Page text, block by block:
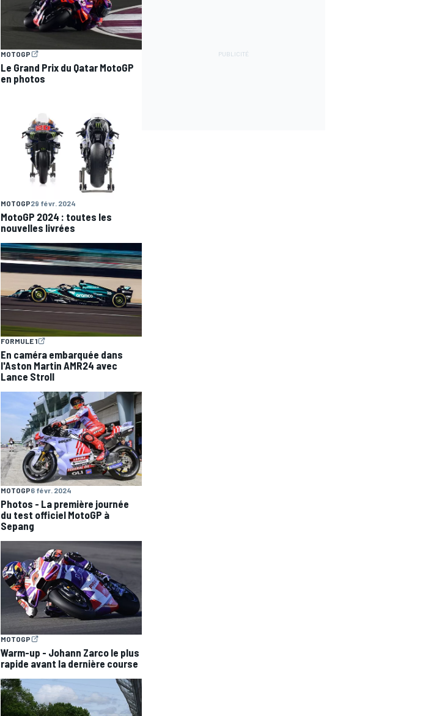
MOTOGP
Le Grand Prix du Qatar MotoGP
en photos
MOTOGP29 févr. 2024
MotoGP 2024 : toutes les
nouvelles livrées
FORMULE 1
En caméra embarquée dans
l'Aston Martin AMR24 avec
Lance Stroll
MOTOGP6 févr. 2024
Photos - La première journée
du test officiel MotoGP à
Sepang
MOTOGP
Warm-up - Johann Zarco le plus
rapide avant la dernière course